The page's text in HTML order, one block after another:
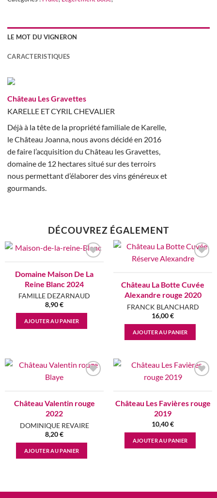
LE MOT DU VIGNERON
CARACTERISTIQUES
Château Les Gravettes
KARELLE ET CYRIL CHEVALIER
Déjà à la tête de la propriété familiale de Karelle,
le Château Joanna, nous avons décidé en 2016
de faire l’acquisition du Château les Gravettes,
domaine de 12 hectares situé sur des terroirs
nous permettant d’élaborer des vins généreux et
gourmands.
DÉCOUVREZ ÉGALEMENT
wishlist
Domaine Maison De La
Reine Blanc 2024
FAMILLE DEZARNAUD
8,90€
AJOUTER AU PANIER
Château La Botte Cuvée
Alexandre rouge 2020
FRANCK BLANCHARD
16,00€
AJOUTER AU PANIER
Château Valentin rouge
2022
DOMINIQUE REVAIRE
8,20€
AJOUTER AU PANIER
Château Les Favières rouge
2019
10,40€
AJOUTER AU PANIER